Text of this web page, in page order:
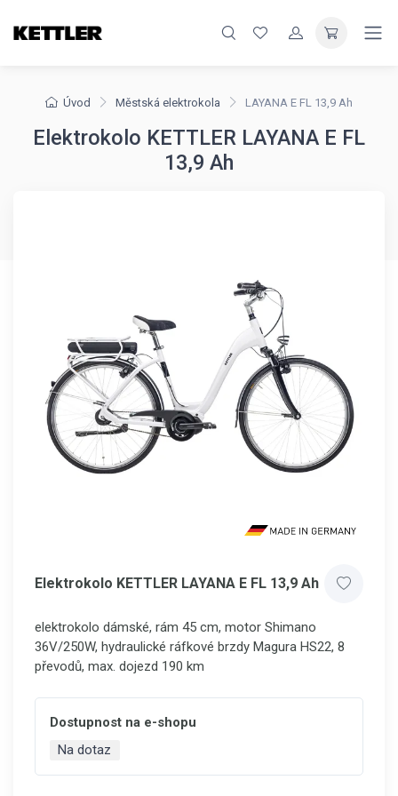
Úvod Městská elektrokola LAYANA E FL 13,9 Ah
Elektrokolo KETTLER LAYANA E FL
13,9 Ah
Elektrokolo KETTLER LAYANA E FL 13,9 Ah
elektrokolo dámské, rám 45 cm, motor Shimano
36V/250W, hydraulické ráfkové brzdy Magura HS22, 8
převodů, max. dojezd 190 km
Dostupnost na e-shopu
Na dotaz